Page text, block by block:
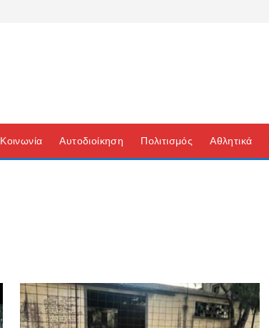
Κοινωνία Αυτοδιοίκηση Πολιτισμός Αθλητικά